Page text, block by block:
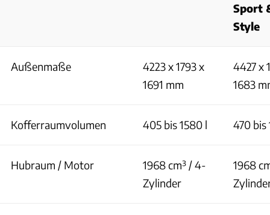
Sport
Style
Außenmaße
4223 x 1793 x
1691 mm
4427 x
1683
Kofferraumvolumen 405 bis 1580 l 470 bis
Hubraum / Motor
1968 cm³ / 4-
Zylinder
1968